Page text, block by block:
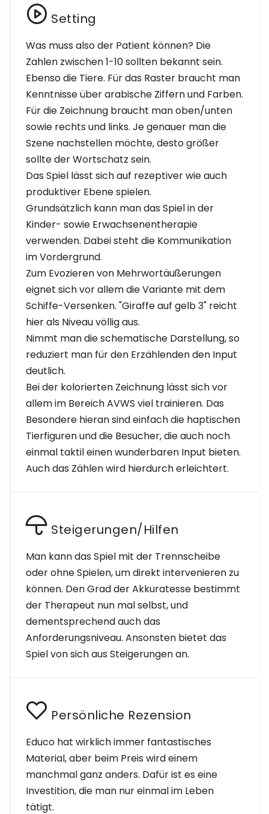
Setting
Was muss also der Patient können? Die
Zahlen zwischen 1-10 sollten bekannt sein.
Ebenso die Tiere. Für das Raster braucht man
Kenntnisse über arabische Ziffern und Farben.
Für die Zeichnung braucht man oben/unten
sowie rechts und links. Je genauer man die
Szene nachstellen möchte, desto größer
sollte der Wortschatz sein.
Das Spiel lässt sich auf rezeptiver wie auch
produktiver Ebene spielen.
Grundsätzlich kann man das Spiel in der
Kinder- sowie Erwachsenentherapie
verwenden. Dabei steht die Kommunikation
im Vordergrund.
Zum Evozieren von Mehrwortäußerungen
eignet sich vor allem die Variante mit dem
Schiffe-Versenken. "Giraffe auf gelb 3" reicht
hier als Niveau völlig aus.
Nimmt man die schematische Darstellung, so
reduziert man für den Erzählenden den Input
deutlich.
Bei der kolorierten Zeichnung lässt sich vor
allem im Bereich AVWS viel trainieren. Das
Besondere hieran sind einfach die haptischen
Tierfiguren und die Besucher, die auch noch
einmal taktil einen wunderbaren Input bieten.
Auch das Zählen wird hierdurch erleichtert.
Steigerungen/Hilfen
Man kann das Spiel mit der Trennscheibe
oder ohne Spielen, um direkt intervenieren zu
können. Den Grad der Akkuratesse bestimmt
der Therapeut nun mal selbst, und
dementsprechend auch das
Anforderungsniveau. Ansonsten bietet das
Spiel von sich aus Steigerungen an.
Persönliche Rezension
Educo hat wirklich immer fantastisches
Material, aber beim Preis wird einem
manchmal ganz anders. Dafür ist es eine
Investition, die man nur einmal im Leben
tätigt.